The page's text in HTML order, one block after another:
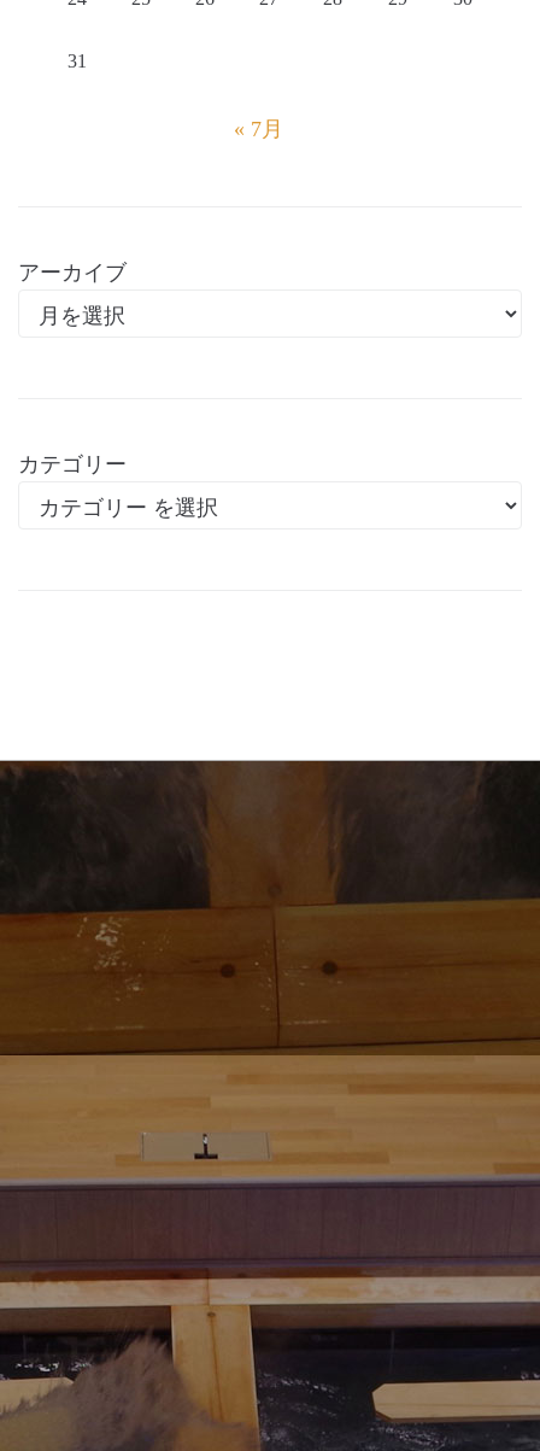
31
« 7月
アーカイブ
カテゴリー